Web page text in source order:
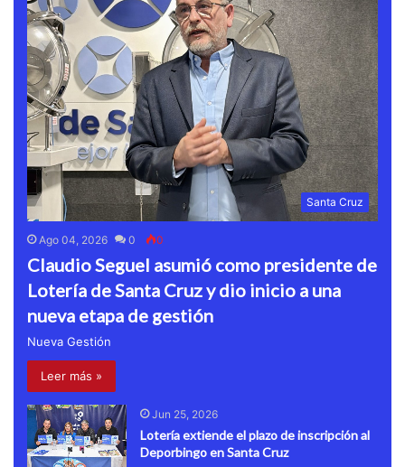
Santa Cruz
Ago 04, 2026 0 0
Claudio Seguel asumió como presidente de
Lotería de Santa Cruz y dio inicio a una
nueva etapa de gestión
Nueva Gestión
Leer más »
Jun 25, 2026
Lotería extiende el plazo de inscripción al
Deporbingo en Santa Cruz